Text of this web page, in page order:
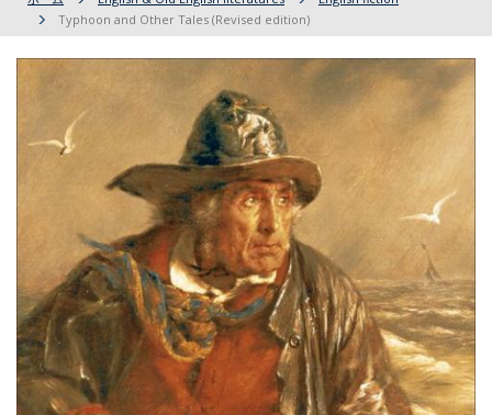
Typhoon and Other Tales (Revised edition)